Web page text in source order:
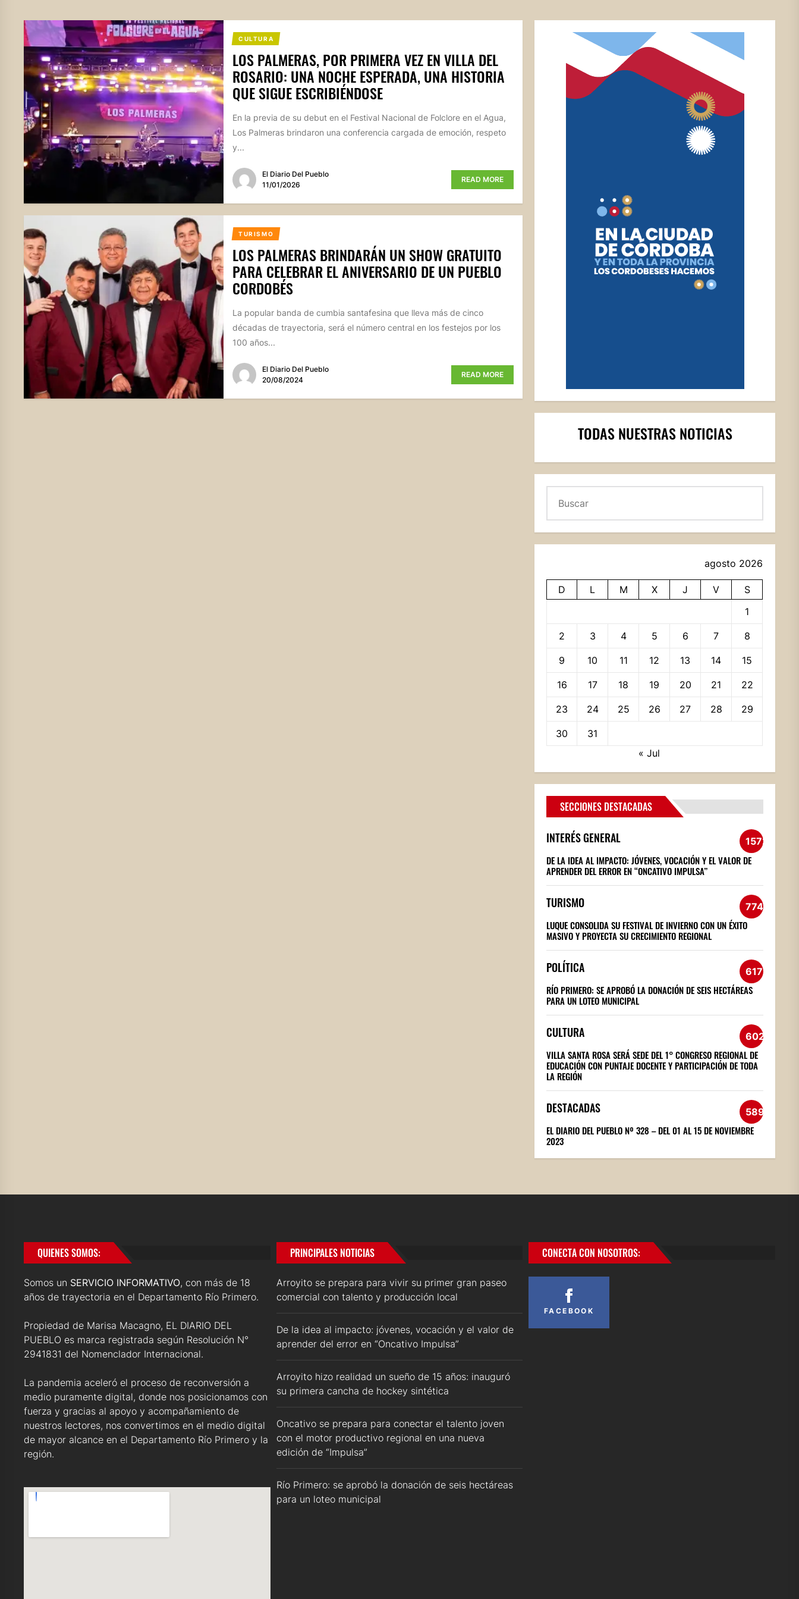
CULTURA
LOS PALMERAS, POR PRIMERA VEZ EN VILLA DEL
ROSARIO: UNA NOCHE ESPERADA, UNA HISTORIA
QUE SIGUE ESCRIBIÉNDOSE
En la previa de su debut en el Festival Nacional de Folclore en el Agua,
Los Palmeras brindaron una conferencia cargada de emoción, respeto
y...
El Diario Del Pueblo
11/01/2026
READ MORE
TURISMO
LOS PALMERAS BRINDARÁN UN SHOW GRATUITO
PARA CELEBRAR EL ANIVERSARIO DE UN PUEBLO
CORDOBÉS
La popular banda de cumbia santafesina que lleva más de cinco
décadas de trayectoria, será el número central en los festejos por los
100 años...
El Diario Del Pueblo
20/08/2024
READ MORE
TODAS NUESTRAS NOTICIAS
agosto 2026
D L M X J V
S
1
2 3 4 5 6 7 8
9 10 11 12 13 14 15
16 17 18 19 20 21 22
23 24 25 26 27 28 29
30
31
« Jul
SECCIONES DESTACADAS
INTERÉS GENERAL 1572
DE LA IDEA AL IMPACTO: JÓVENES, VOCACIÓN Y EL VALOR DE
APRENDER DEL ERROR EN “ONCATIVO IMPULSA”
TURISMO 774
LUQUE CONSOLIDA SU FESTIVAL DE INVIERNO CON UN ÉXITO
MASIVO Y PROYECTA SU CRECIMIENTO REGIONAL
POLÍTICA 617
RÍO PRIMERO: SE APROBÓ LA DONACIÓN DE SEIS HECTÁREAS
PARA UN LOTEO MUNICIPAL
CULTURA 602
VILLA SANTA ROSA SERÁ SEDE DEL 1° CONGRESO REGIONAL DE
EDUCACIÓN CON PUNTAJE DOCENTE Y PARTICIPACIÓN DE TODA
LA REGIÓN
DESTACADAS 589
EL DIARIO DEL PUEBLO Nº 328 – DEL 01 AL 15 DE NOVIEMBRE
2023
QUIENES SOMOS:
Somos un SERVICIO INFORMATIVO, con más de 18
años de trayectoria en el Departamento Río Primero.
Propiedad de Marisa Macagno, EL DIARIO DEL
PUEBLO es marca registrada según Resolución N°
2941831 del Nomenclador Internacional.
La pandemia aceleró el proceso de reconversión a
medio puramente digital, donde nos posicionamos con
fuerza y gracias al apoyo y acompañamiento de
nuestros lectores, nos convertimos en el medio digital
de mayor alcance en el Departamento Río Primero y la
región.
PRINCIPALES NOTICIAS
Arroyito se prepara para vivir su primer gran paseo
comercial con talento y producción local
De la idea al impacto: jóvenes, vocación y el valor de
aprender del error en “Oncativo Impulsa”
Arroyito hizo realidad un sueño de 15 años: inauguró
su primera cancha de hockey sintética
Oncativo se prepara para conectar el talento joven
con el motor productivo regional en una nueva
edición de “Impulsa”
Río Primero: se aprobó la donación de seis hectáreas
para un loteo municipal
CONECTA CON NOSOTROS:
FACEBOOK